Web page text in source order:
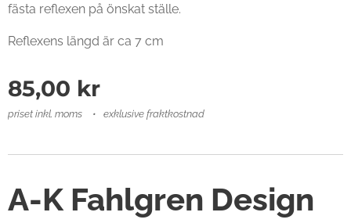
fästa reflexen på önskat ställe.
Reflexens längd är ca 7 cm
85,00 kr
priset inkl. moms exklusive fraktkostnad
A-K Fahlgren Design